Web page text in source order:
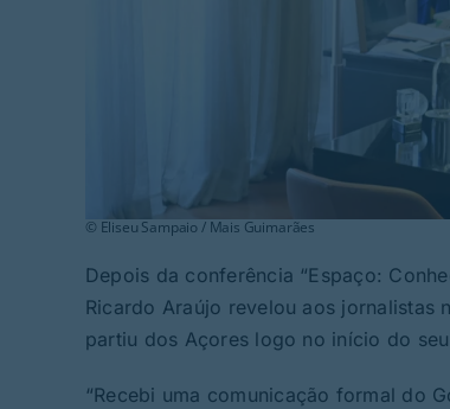
© Eliseu Sampaio / Mais Guimarães
Depois da conferência “Espaço:
Ricardo Araújo revelou aos
partiu dos Açores logo no início do
“Recebi uma comunicação formal do